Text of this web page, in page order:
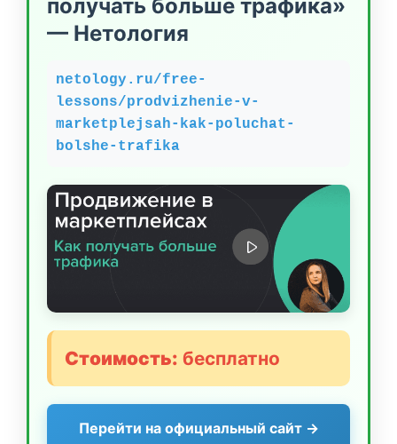
получать больше трафика»
— Нетология
netology.ru/free-
lessons/prodvizhenie-v-
marketplejsah-kak-poluchat-
bolshe-trafika
Стоимость: бесплатно
Перейти на официальный сайт →